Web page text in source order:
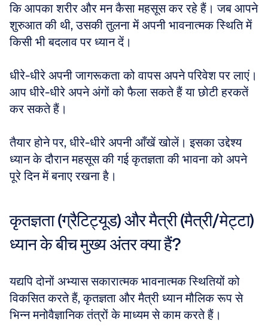
कि आपका शरीर और मन कैसा महसूस कर रहे हैं। जब आपने
शुरुआत की थी, उसकी तुलना में अपनी भावनात्मक स्थिति में
किसी भी बदलाव पर ध्यान दें।
धीरे-धीरे अपनी जागरूकता को वापस अपने परिवेश पर लाएं।
आप धीरे-धीरे अपने अंगों को फैला सकते हैं या छोटी हरकतें
कर सकते हैं।
तैयार होने पर, धीरे-धीरे अपनी आँखें खोलें। इसका उद्देश्य
ध्यान के दौरान महसूस की गई कृतज्ञता की भावना को अपने
पूरे दिन में बनाए रखना है।
कृतज्ञता (ग्रैटिट्यूड) और मैत्री (मैत्री/मेट्टा)
ध्यान के बीच मुख्य अंतर क्या हैं?
यद्यपि दोनों अभ्यास सकारात्मक भावनात्मक स्थितियों को
विकसित करते हैं, कृतज्ञता और मैत्री ध्यान मौलिक रूप से
भिन्न मनोवैज्ञानिक तंत्रों के माध्यम से काम करते हैं।